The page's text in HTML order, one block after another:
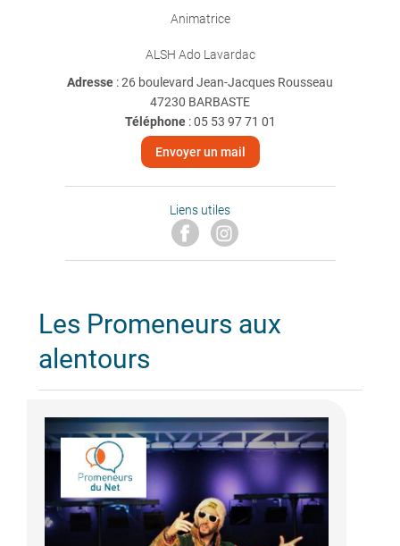
Animatrice
ALSH Ado Lavardac
Adresse : 26 boulevard Jean-Jacques Rousseau
47230 BARBASTE
Téléphone:05 53 97 71 01
Envoyer un mail
Liens utiles
Les Promeneurs aux
alentours